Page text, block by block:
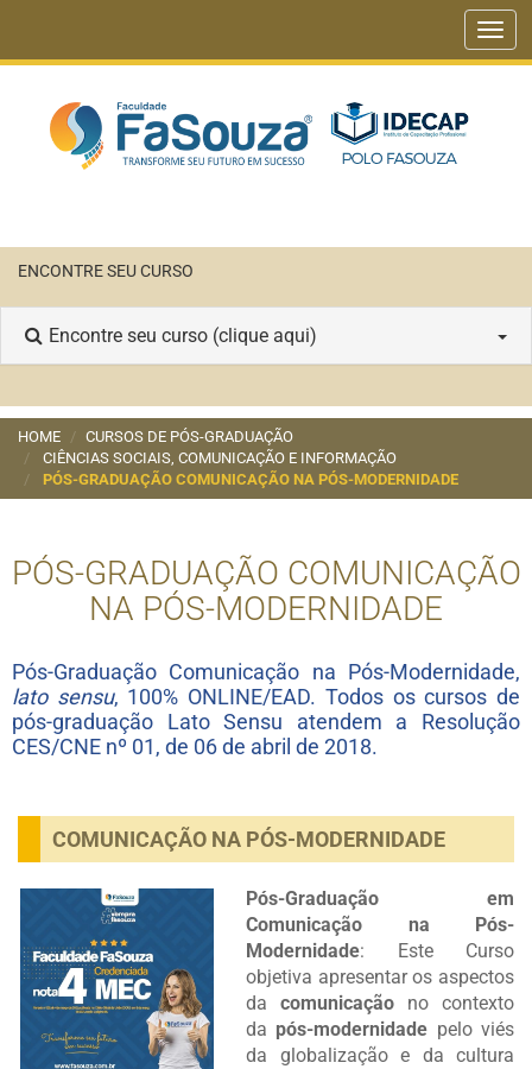
ENCONTRE SEU CURSO
Encontre seu curso (clique aqui)
HOME
CURSOS DE PÓS-GRADUAÇÃO
CIÊNCIAS SOCIAIS, COMUNICAÇÃO E INFORMAÇÃO
PÓS-GRADUAÇÃO COMUNICAÇÃO NA PÓS-MODERNIDADE
PÓS-GRADUAÇÃO COMUNICAÇÃO
NA PÓS-MODERNIDADE
Pós-Graduação Comunicação na Pós-Modernidade,
lato sensu, 100% ONLINE/EAD. Todos os cursos de
pós-graduação Lato Sensu atendem a Resolução
CES/CNE nº 01, de 06 de abril de 2018.
COMUNICAÇÃO NA PÓS-MODERNIDADE
Pós-Graduação em
Comunicação na Pós-
Modernidade: Este Curso
objetiva apresentar os aspectos
dacomunicação no contexto
da pós-modernidade pelo viés
da globalização e da cultura